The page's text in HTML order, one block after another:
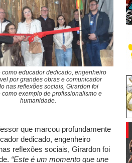
como educador dedicado, engenheiro
por grandes obras e comunicador
nas reflexões sociais, Girardon foi
como exemplo de profissionalismo e
humanidade.
que marcou profundamente
dedicado, engenheiro
reflexões sociais, Girardon foi
“Este é um momento que une